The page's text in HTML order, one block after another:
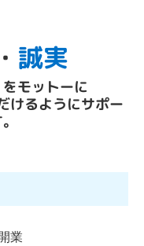
・ 誠実
モットーに
けるようにサポー
業